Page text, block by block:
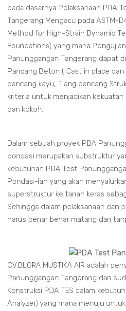
pada dasarnya Pelaksanaan PDA
Tangerang Mengacu pada ASTM-
Method for High-Strain Dynamic
Foundations) yang mana
Panunggangan Tangerang dapat
Pancang Beton ( Cast in place
pancang kayu, Tiang pancang
kriteria untuk menjadikan
dan kokoh.
Dalam sebuah proyek PDA
pondasi merupakan substruktur
kebutuhan PDA Test
Pondasi-lah yang akan
superstruktur ke tanah keras
Sehingga dalam pelaksanaan dan
harus benar benar matang dan
CV.BLORA MUSTIKA AIR adalah
Panunggangan Tangerang dan
Konstruksi PDA TES dalam
Analyzer) yang mana menuju